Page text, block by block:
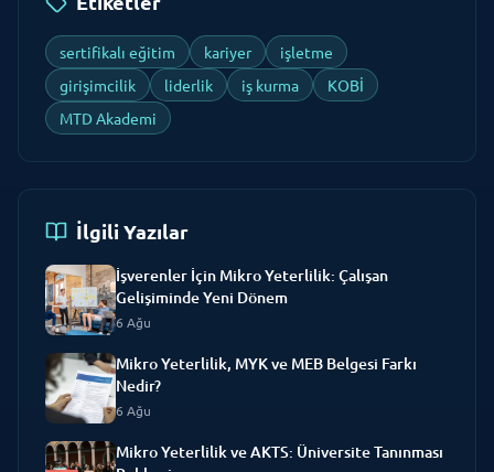
sertifikalı eğitim
girişimcilik
liderlik iş kurma
KOBİ
MTD Akademi
İlgili Yazılar
İşverenler İçin Mikro Yeterlilik: Çalışan
6 Ağu
Mikro Yeterlilik, MYK ve MEB Belgesi Farkı
6 Ağu
Mikro Yeterlilik ve AKTS: Üniversite Tanınması
6 Ağu